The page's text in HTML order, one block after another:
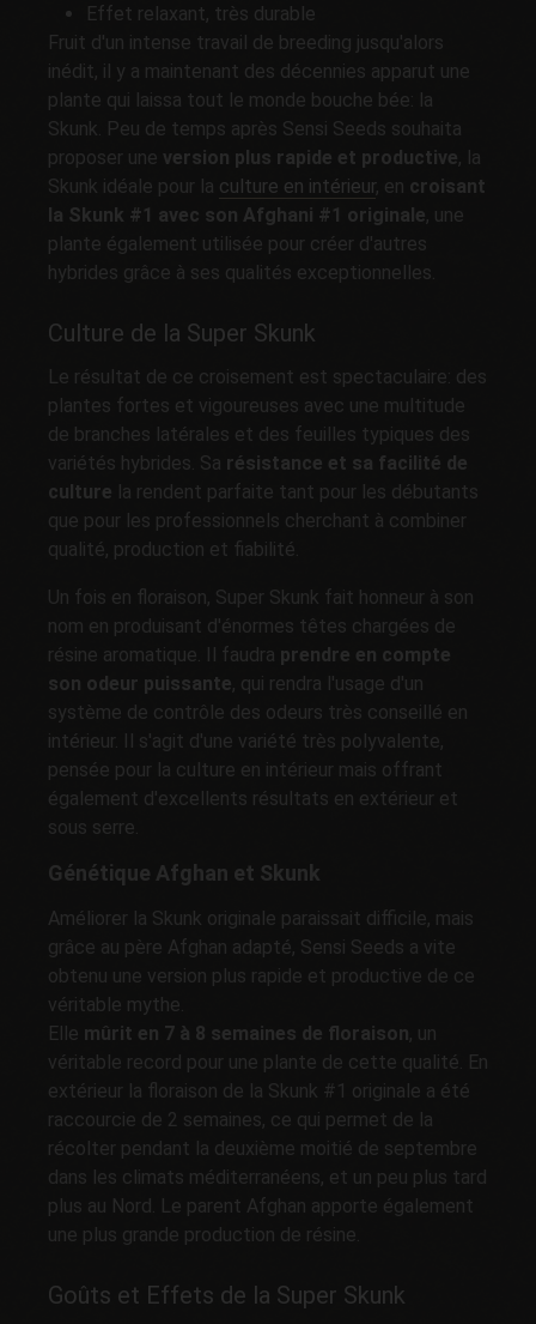
Effet relaxant, très durable
Fruit d'un intense travail de breeding jusqu'alors
inédit, il y a maintenant des décennies apparut une
plante qui laissa tout le monde bouche bée: la
Skunk. Peu de temps après Sensi Seeds souhaita
proposer une version plus rapide et productive, la
Skunk idéale pour la culture en intérieur, en croisant
la Skunk #1 avec son Afghani #1 originale, une
plante également utilisée pour créer d'autres
hybrides grâce à ses qualités exceptionnelles.
Culture de la Super Skunk
Le résultat de ce croisement est spectaculaire: des
plantes fortes et vigoureuses avec une multitude
de branches latérales et des feuilles typiques des
variétés hybrides. Sa résistance et sa facilité de
culture la rendent parfaite tant pour les débutants
que pour les professionnels cherchant à combiner
qualité, production et fiabilité.
Un fois en floraison, Super Skunk fait honneur à son
nom en produisant d'énormes têtes chargées de
résine aromatique. Il faudra prendre en compte
son odeur puissante, qui rendra l'usage d'un
système de contrôle des odeurs très conseillé en
intérieur. Il s'agit d'une variété très polyvalente,
pensée pour la culture en intérieur mais offrant
également d'excellents résultats en extérieur et
sous serre.
Génétique Afghan et Skunk
Améliorer la Skunk originale paraissait difficile, mais
grâce au père Afghan adapté, Sensi Seeds a vite
obtenu une version plus rapide et productive de ce
véritable mythe.
Elle mûrit en 7 à 8 semaines de floraison, un
véritable record pour une plante de cette qualité. En
extérieur la floraison de la Skunk #1 originale a été
raccourcie de 2 semaines, ce qui permet de la
récolter pendant la deuxième moitié de septembre
dans les climats méditerranéens, et un peu plus tard
plus au Nord. Le parent Afghan apporte également
une plus grande production de résine.
Goûts et Effets de la Super Skunk